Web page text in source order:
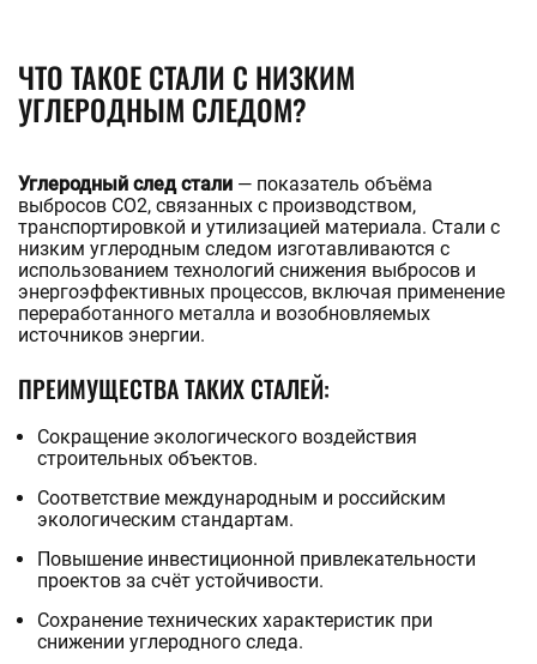
ЧТО ТАКОЕ СТАЛИ С НИЗКИМ
УГЛЕРОДНЫМ СЛЕДОМ?
Углеродный след стали — показатель объёма
выбросов CO2, связанных с производством,
транспортировкой и утилизацией материала. Стали с
низким углеродным следом изготавливаются с
использованием технологий снижения выбросов и
энергоэффективных процессов, включая применение
переработанного металла и возобновляемых
источников энергии.
ПРЕИМУЩЕСТВА ТАКИХ СТАЛЕЙ:
Сокращение экологического воздействия
строительных объектов.
Соответствие международным и российским
экологическим стандартам.
Повышение инвестиционной привлекательности
проектов за счёт устойчивости.
Сохранение технических характеристик при
снижении углеродного следа.